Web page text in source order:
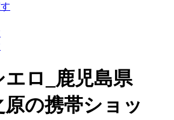
ロ_鹿児島県
原の携帯ショッ